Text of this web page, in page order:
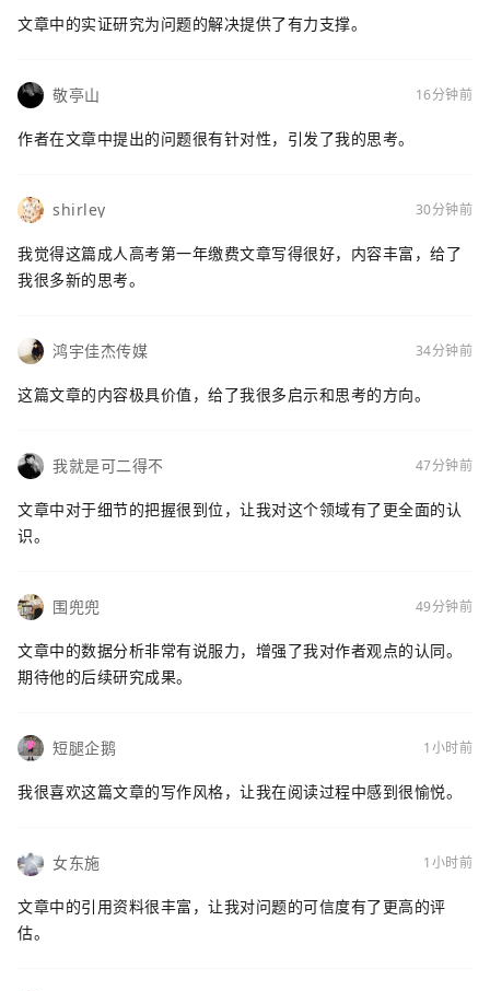
文章中的实证研究为问题的解决提供了有力支撑。
敬亭山 16分钟前
作者在文章中提出的问题很有针对性，引发了我的思考。
shirley 30分钟前
我觉得这篇成人高考第一年缴费文章写得很好，内容丰富，给了
我很多新的思考。
鸿宇佳杰传媒 34分钟前
这篇文章的内容极具价值，给了我很多启示和思考的方向。
我就是可二得不 47分钟前
文章中对于细节的把握很到位，让我对这个领域有了更全面的认
识。
围兜兜 49分钟前
文章中的数据分析非常有说服力，增强了我对作者观点的认同。
期待他的后续研究成果。
短腿企鹅 1小时前
我很喜欢这篇文章的写作风格，让我在阅读过程中感到很愉悦。
女东施 1小时前
文章中的引用资料很丰富，让我对问题的可信度有了更高的评
估。